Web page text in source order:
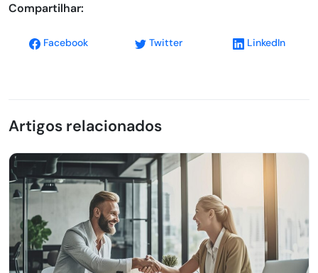
Compartilhar:
Facebook Twitter LinkedIn
Artigos relacionados